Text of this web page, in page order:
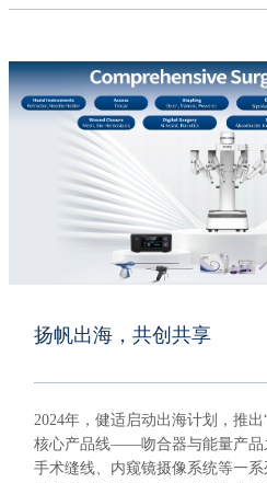
扬帆出海，共创共享
2024年，健适启动出海计划，推
核心产品线——吻合器与能量产品
手术缝线、内窥镜摄像系统等一